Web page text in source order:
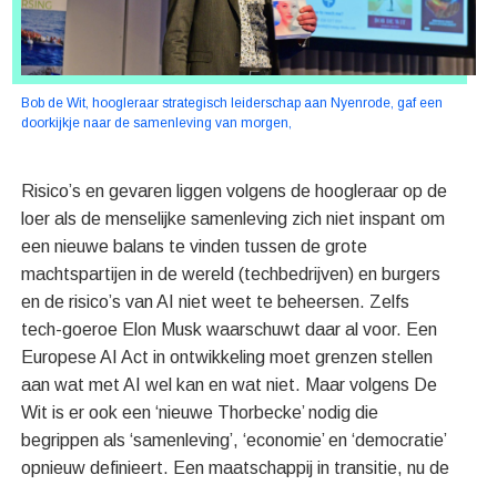
Bob de Wit, hoogleraar strategisch leiderschap aan Nyenrode, gaf een
doorkijkje naar de samenleving van morgen,
Risico’s en gevaren liggen volgens de hoogleraar op de
loer als de menselijke samenleving zich niet inspant om
een nieuwe balans te vinden tussen de grote
machtspartijen in de wereld (techbedrijven) en burgers
en de risico’s van AI niet weet te beheersen. Zelfs
tech-goeroe Elon Musk waarschuwt daar al voor. Een
Europese AI Act in ontwikkeling moet grenzen stellen
aan wat met AI wel kan en wat niet. Maar volgens De
Wit is er ook een ‘nieuwe Thorbecke’ nodig die
begrippen als ‘samenleving’, ‘economie’ en ‘democratie’
opnieuw definieert. Een maatschappij in transitie, nu de